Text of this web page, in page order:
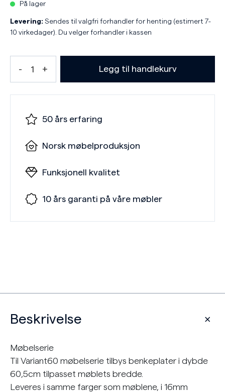
På lager
Levering: Sendes til valgfri forhandler for henting (estimert 7-
10 virkedager). Du velger forhandler i kassen
Legg til handlekurv
50 års erfaring
Norsk møbelproduksjon
Funksjonell kvalitet
10 års garanti på våre møbler
Beskrivelse
Møbelserie
Til Variant60 møbelserie tilbys benkeplater i dybde
60,5cm tilpasset møblets bredde.
Leveres i samme farger som møblene, i 16mm